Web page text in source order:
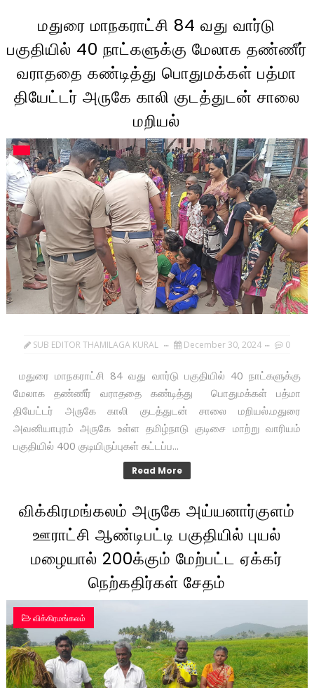
மதுரை மாநகராட்சி 84 வது வார்டு
பகுதியில் 40 நாட்களுக்கு மேலாக தண்ணீர்
வராததை கண்டித்து பொதுமக்கள் பத்மா
தியேட்டர் அருகே காலி குடத்துடன் சாலை
மறியல்
SUB EDITOR THAMILAGA KURAL December 30, 2024 0
மதுரை மாநகராட்சி 84 வது வார்டு பகுதியில் 40 நாட்களுக்கு
மேலாக தண்ணீர் வராததை கண்டித்து பொதுமக்கள் பத்மா
தியேட்டர் அருகே காலி குடத்துடன் சாலை மறியல்.மதுரை
அவனியாபுரம் அருகே உள்ள தமிழ்நாடு குடிசை மாற்று வாரியம்
பகுதியில் 400 குடியிருப்புகள் கட்டப்ப...
Read More
விக்கிரமங்கலம் அருகே அய்யனார்குளம்
ஊராட்சி ஆண்டிபட்டி பகுதியில் புயல்
மழையால் 200க்கும் மேற்பட்ட ஏக்கர்
நெற்கதிர்கள் சேதம்
விக்கிரமங்கலம்